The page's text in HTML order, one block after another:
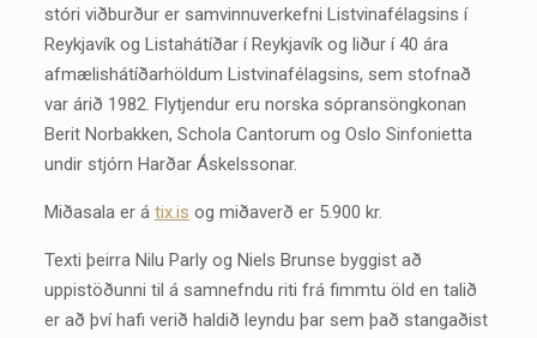
stóri viðburður er samvinnuverkefni Listvinafélagsins í
Reykjavík og Listahátíðar í Reykjavík og liður í 40 ára
afmælishátíðarhöldum Listvinafélagsins, sem stofnað
var árið 1982. Flytjendur eru norska sópransöngkonan
Berit Norbakken, Schola Cantorum og Oslo Sinfonietta
undir stjórn Harðar Áskelssonar.
Miðasala er á tix.is og miðaverð er 5.900 kr.
Texti þeirra Nilu Parly og Niels Brunse byggist að
uppistöðunni til á samnefndu riti frá fimmtu öld en talið
er að því hafi verið haldið leyndu þar sem það stangaðist